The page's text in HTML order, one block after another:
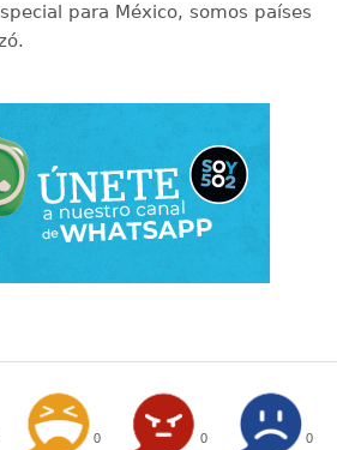
para México, somos países
0 0 0